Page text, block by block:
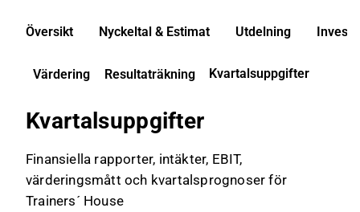
Översikt Nyckeltal & Estimat Utdelning
Värdering Resultaträkning Kvartalsuppgifter
Kvartalsuppgifter
Finansiella rapporter, intäkter, EBIT,
värderingsmått och kvartalsprognoser för
Trainers´ House